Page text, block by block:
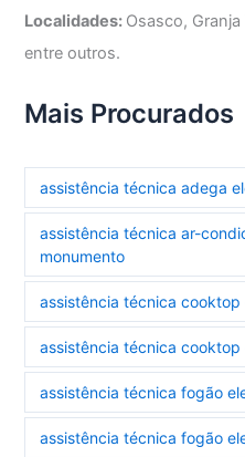
Localidades: Osasco,
entre outros.
Mais Procurados
assistência técnica adega
assistência técnica ar-
monumento
assistência técnica
assistência técnica
assistência técnica fogão
assistência técnica fogão